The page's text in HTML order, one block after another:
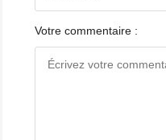
Votre commentaire :